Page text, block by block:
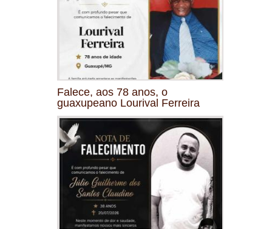
Falece, aos 78 anos, o
guaxupeano Lourival Ferreira